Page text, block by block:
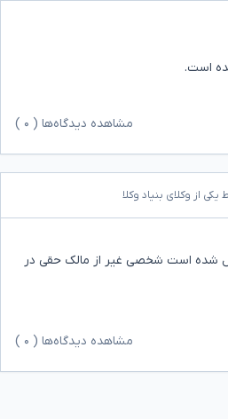
است.
مشاهده دیدگاه‌ها ( ۰
از وکلای بنیاد وکلا
شده است شخصی غیر از مالک حقی در
مشاهده دیدگاه‌ها ( ۰